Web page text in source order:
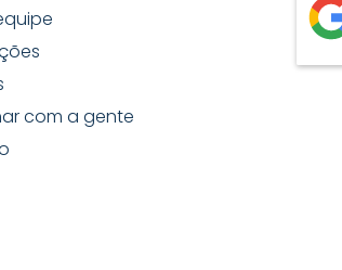
com a gente